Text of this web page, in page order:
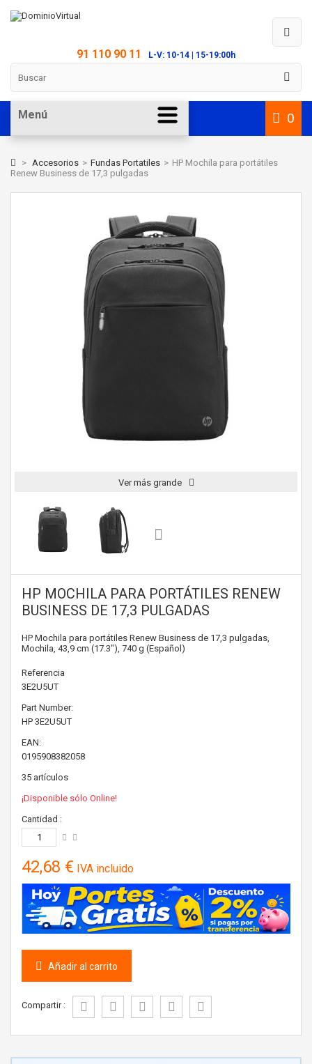
91 110 90 11 L-V: 10-14 | 15-19:00h
0
Menú
> Accesorios > Fundas Portatiles > HP Mochila para portátiles
Renew Business de 17,3 pulgadas
Ver más grande
HP MOCHILA PARA PORTÁTILES RENEW
BUSINESS DE 17,3 PULGADAS
HP Mochila para portátiles Renew Business de 17,3 pulgadas,
Mochila, 43,9 cm (17.3"), 740 g (Español)
Referencia
3E2U5UT
Part Number:
HP 3E2U5UT
EAN:
0195908382058
35 artículos
¡Disponible sólo Online!
Cantidad :
42,68 € IVA incluido
Añadir al carrito
Compartir :